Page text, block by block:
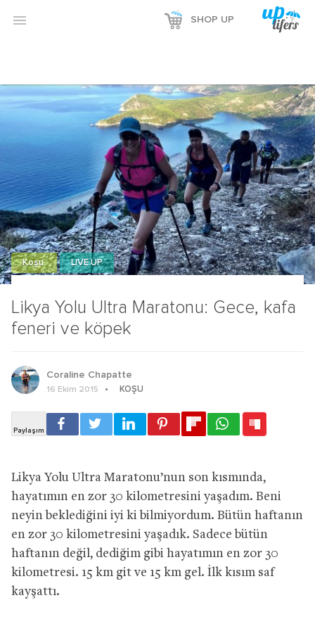
 SHOP UP
Likya Yolu Ultra Maratonu: Gece, kafa
feneri ve köpek
Koşu LIVE UP
Coraline Chapatte
16 Ekim 2015 KOŞU
Likya Yolu Ultra Maratonu’nun son kısmında,
hayatımın en zor 30 kilometresini yaşadım. Beni
neyin beklediğini iyi ki bilmiyordum. Bütün haftanın
en zor 30 kilometresini yaşadık. Sadece bütün
haftanın değil, dediğim gibi hayatımın en zor 30
kilometresi. 15 km git ve 15 km gel. İlk kısım saf
kayşattı.